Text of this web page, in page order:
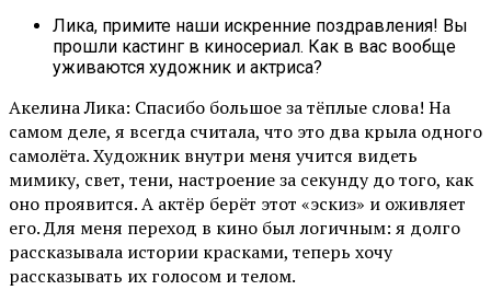
Лика, примите наши искренние поздравления! Вы
прошли кастинг в киносериал. Как в вас вообще
уживаются художник и актриса?
Акелина Лика: Спасибо большое за тёплые слова! На
самом деле, я всегда считала, что это два крыла одного
самолёта. Художник внутри меня учится видеть
мимику, свет, тени, настроение за секунду до того, как
оно проявится. А актёр берёт этот «эскиз» и оживляет
его. Для меня переход в кино был логичным: я долго
рассказывала истории красками, теперь хочу
рассказывать их голосом и телом.